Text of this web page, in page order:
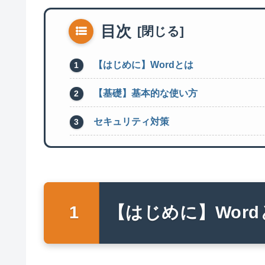
目次
【はじめに】Wordとは
【基礎】基本的な使い方
セキュリティ対策
【はじめに】